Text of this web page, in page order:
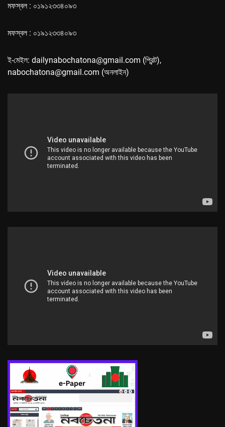
মফস্বল : ০১৯১২৩৩৪০৯৩
মফস্বল : ০১৯১২৩৩৪০৯৩
ই-মেইল: dailynabochatona@gmail.com (প্রিন্ট),
nabochatona@gmail.com (অনলাইন)